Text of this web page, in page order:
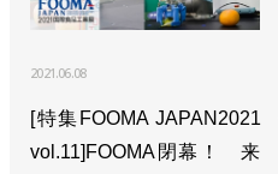
2021.06.08
[特集FOOMA JAPAN2021
vol.11]FOOMA閉幕！ 来